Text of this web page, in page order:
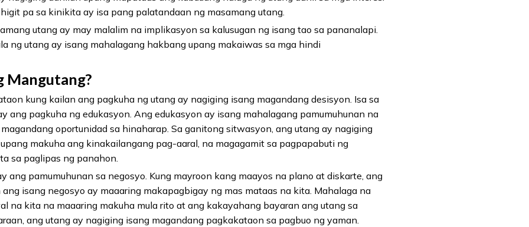
pa sa kinikita ay isa pang palatandaan ng masamang utang.
utang ay may malalim na implikasyon sa kalusugan ng isang tao sa pananalapi.
ng utang ay isang mahalagang hakbang upang makaiwas sa mga hindi
Mangutang?
kung kailan ang pagkuha ng utang ay nagiging isang magandang desisyon. Isa sa
ang pagkuha ng edukasyon. Ang edukasyon ay isang mahalagang pamumuhunan na
oportunidad sa hinaharap. Sa ganitong sitwasyon, ang utang ay nagiging
makuha ang kinakailangang pag-aaral, na magagamit sa pagpapabuti ng
sa paglipas ng panahon.
ang pamumuhunan sa negosyo. Kung mayroon kang maayos na plano at diskarte, ang
isang negosyo ay maaaring makapagbigay ng mas mataas na kita. Mahalaga na
na kita na maaaring makuha mula rito at ang kakayahang bayaran ang utang sa
ang utang ay nagiging isang magandang pagkakataon sa pagbuo ng yaman.